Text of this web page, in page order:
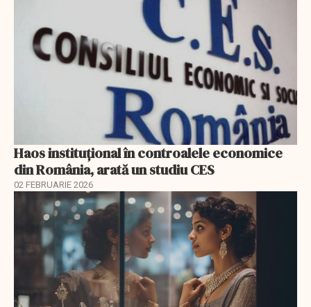
Haos instituțional în controalele economice
din România, arată un studiu CES
02 FEBRUARIE 2026